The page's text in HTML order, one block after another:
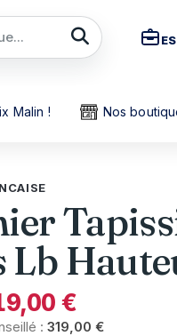
Malin ! Nos
Lb
€
: 319,00 €